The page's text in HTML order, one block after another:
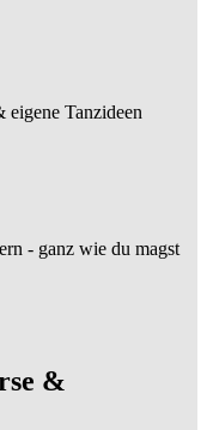
Tanzideen
- ganz wie du magst
&